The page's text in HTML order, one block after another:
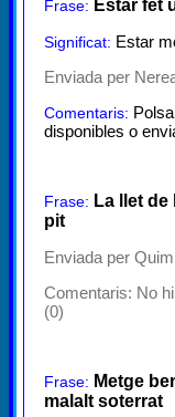
Frase: Estar fet
Significat: Estar
Enviada per
Comentaris:
disponibles o
Frase: La llet de
pit
Enviada per
Comentaris: No
(0)
Frase: Metge
malalt soterrat